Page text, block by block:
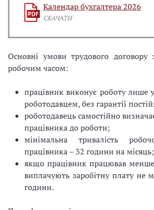
Календар бухгалтера 2026
СКАЧАТИ
Основні умови трудового договору
робочим часом:
працівник виконує роботу лише
роботодавцем, без гарантії
роботодавець самостійно
працівника до роботи;
мінімальна тривалість
працівника – 32 години на місяць;
якщо працівник працював
виплачують заробітну плату не
години.